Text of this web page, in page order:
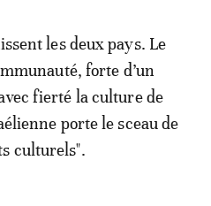
les deux pays. Le
forte d’un
fierté la culture de
porte le sceau de
culturels".